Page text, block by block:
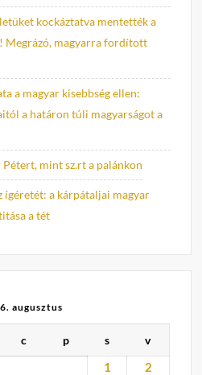
kockáztatva mentették a
Megrázó, magyarra fordított
a magyar kisebbség ellen:
a határon túli magyarságot a
mint sz.rt a palánkon
ígéretét: a kárpátaljai magyar
a tét
augusztus
c p s v
1
2